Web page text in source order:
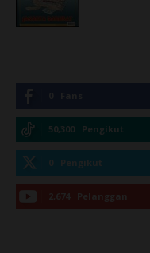
50,300 Pengikut
0 Pengikut